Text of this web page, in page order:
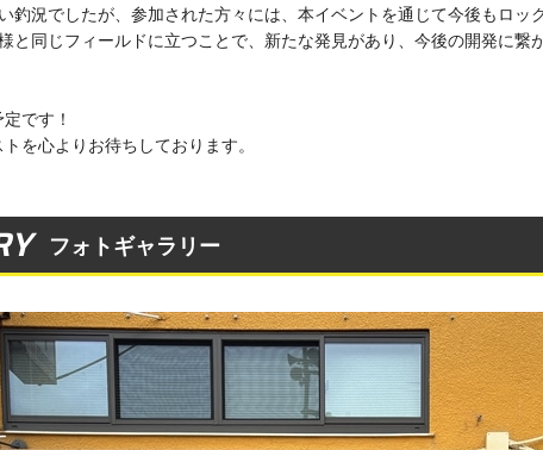
釣況でしたが、参加された方々には、本イベントを通じて今後もロッ
と同じフィールドに立つことで、新たな発見があり、今後の開発に繋
です！
を心よりお待ちしております。
フォトギャラリー